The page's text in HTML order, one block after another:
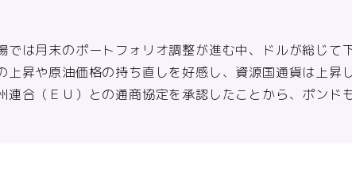
では月末のポートフォリオ調整が進む中、ドルが総じて下
上昇や原油価格の持ち直しを好感し、資源国通貨は上昇し
連合（ＥＵ）との通商協定を承認したことから、ポンド